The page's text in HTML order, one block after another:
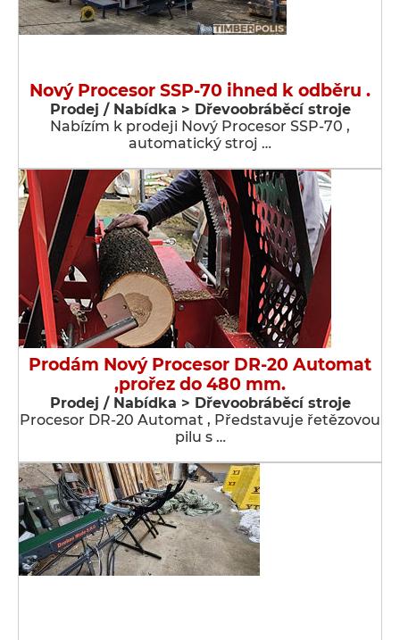
Nový Procesor SSP-70 ihned k odběru .
Prodej / Nabídka > Dřevoobráběcí stroje
Nabízím k prodeji Nový Procesor SSP-70 ,
automatický stroj …
Prodám Nový Procesor DR-20 Automat
,prořez do 480 mm.
Prodej / Nabídka > Dřevoobráběcí stroje
Procesor DR-20 Automat , Představuje řetězovou
pilu s …